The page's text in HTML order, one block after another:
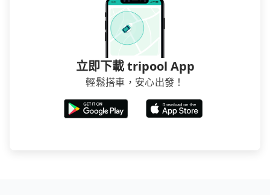
立即下載 tripool App
輕鬆搭車，安心出發！